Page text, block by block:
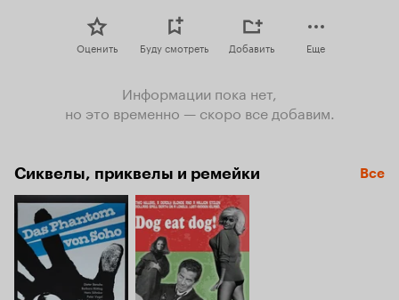
Оценить Буду смотреть Добавить Еще
Информации пока нет,
но это временно — скоро все добавим.
Сиквелы, приквелы и ремейки Все